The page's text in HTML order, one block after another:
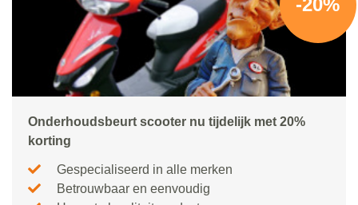
-20%
Onderhoudsbeurt scooter nu tijdelijk met 20%
korting
Gespecialiseerd in alle merken
Betrouwbaar en eenvoudig